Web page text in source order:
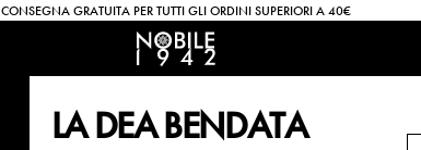
CONSEGNA GRATUITA PER TUTTI GLI ORDINI SUPERIORI A 40€
LA DEA BENDATA